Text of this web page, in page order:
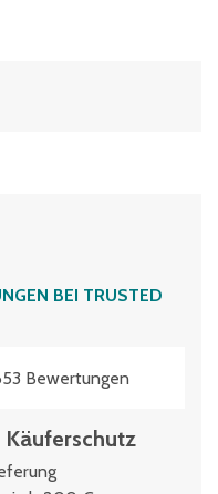
BEI TRUSTED
Bewertungen